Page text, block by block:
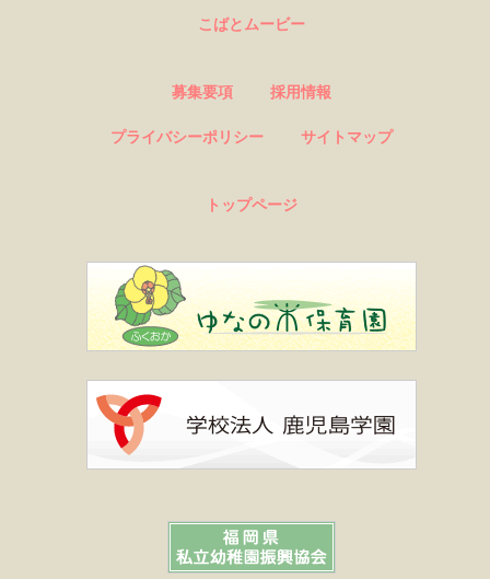
こばとムービー
募集要項 採用情報
プライバシーポリシー サイトマップ
トップページ